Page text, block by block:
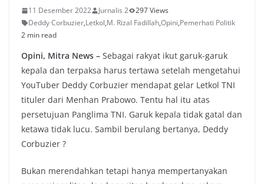
11 Desember 2022 Jurnalis 2
297 Views
Deddy Corbuzier,Letkol,M. Rizal Fadillah,Opini,Pemerhati Politik
2 min read
Opini, Mitra News – Sebagai rakyat ikut garuk-garuk
kepala dan terpaksa harus tertawa setelah mengetahui
YouTuber Deddy Corbuzier mendapat gelar Letkol TNI
tituler dari Menhan Prabowo. Tentu hal itu atas
persetujuan Panglima TNI. Garuk kepala tidak gatal dan
ketawa tidak lucu. Sambil berulang bertanya, Deddy
Corbuzier ?
Bukan merendahkan tetapi hanya mempertanyakan